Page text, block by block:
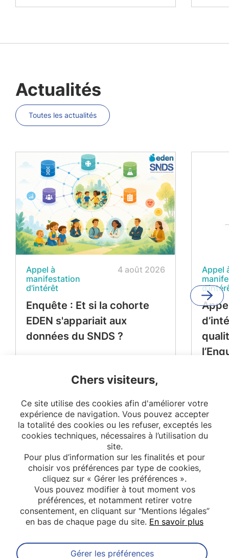
Actualités
Toutes les actualités
Appel à
manifestation
d'intérêt
4 août 2026
Enquête : Et si la cohorte
EDEN s'appariait aux
données du SNDS ?
Appel
Chers visiteurs,
Ce site utilise des cookies afin d'améliorer votre
expérience de navigation. Vous pouvez accepter
la totalité des cookies ou les refuser, exceptés les
cookies techniques, nécessaires à l’utilisation du
site.
Pour plus d’information sur les finalités et pour
choisir vos préférences par type de cookies,
cliquez sur « Gérer les préférences ».
Vous pouvez modifier à tout moment vos
préférences, et notamment retirer votre
consentement, en cliquant sur "Mentions légales”
en bas de chaque page du site. En savoir plus
Gérer les préférences